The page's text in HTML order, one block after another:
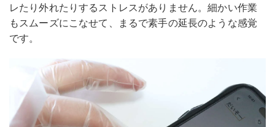
レたり外れたりするストレスがありません。細かい作業
もスムーズにこなせて、まるで素手の延長のような感覚
です。